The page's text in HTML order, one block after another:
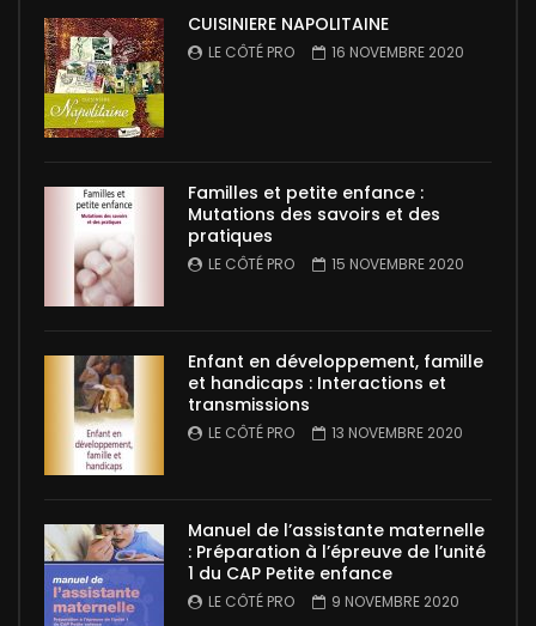
CUISINIERE NAPOLITAINE
LE CÔTÉ PRO 16 NOVEMBRE 2020
Familles et petite enfance :
Mutations des savoirs et des
pratiques
LE CÔTÉ PRO 15 NOVEMBRE 2020
Enfant en développement, famille
et handicaps : Interactions et
transmissions
LE CÔTÉ PRO 13 NOVEMBRE 2020
Manuel de l’assistante maternelle
: Préparation à l’épreuve de l’unité
1 du CAP Petite enfance
LE CÔTÉ PRO 9 NOVEMBRE 2020